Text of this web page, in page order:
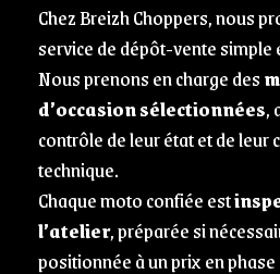
Chez Breizh Choppers, nous
service de dépôt-vente simple
Nous prenons en charge des
d’occasion sélectionnées,
contrôle de leur état et de leur
technique.
Chaque moto confiée est
l’atelier, préparée si
positionnée à un prix en phase